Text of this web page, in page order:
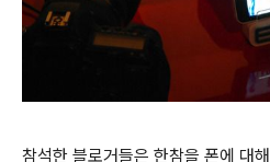
참석한 블로거들은 한참을 폰에 대